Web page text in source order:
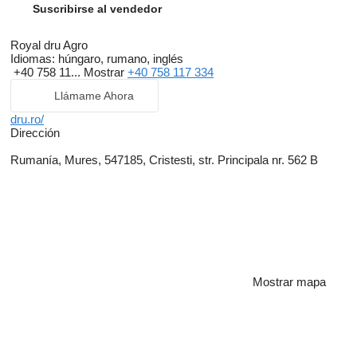
Suscribirse al vendedor
Royal dru Agro
Idiomas: húngaro, rumano, inglés
+40 758 11... Mostrar +40 758 117 334
Llámame Ahora
dru.ro/
Dirección
Rumanía, Mures, 547185, Cristesti, str. Principala nr. 562 B
Mostrar mapa